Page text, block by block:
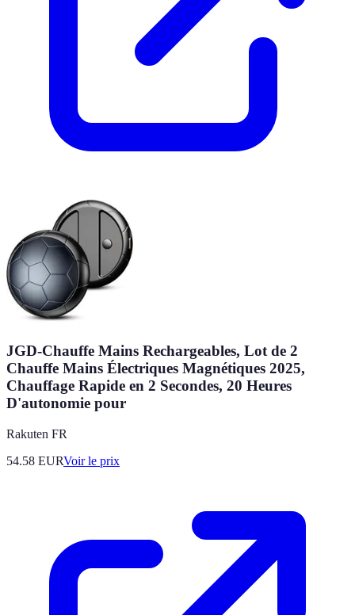
JGD-Chauffe Mains Rechargeables, Lot de 2
Chauffe Mains Électriques Magnétiques 2025,
Chauffage Rapide en 2 Secondes, 20 Heures
D'autonomie pour
Rakuten FR
54.58 EURVoir le prix